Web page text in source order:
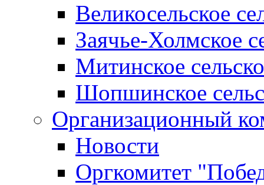
Великосельское
Заячье-Холмское
Митинское
Шопшинское
Организационный
Новости
Оргкомитет